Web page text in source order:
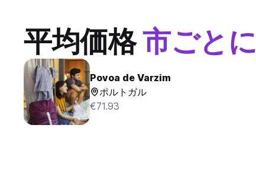
平均価格市ごとに
Povoa de Varzim
ポルトガル
€71.93